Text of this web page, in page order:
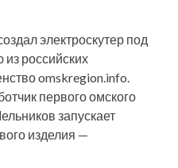
электроскутер под
российских
omskregion.info.
первого омского
запускает
изделия —